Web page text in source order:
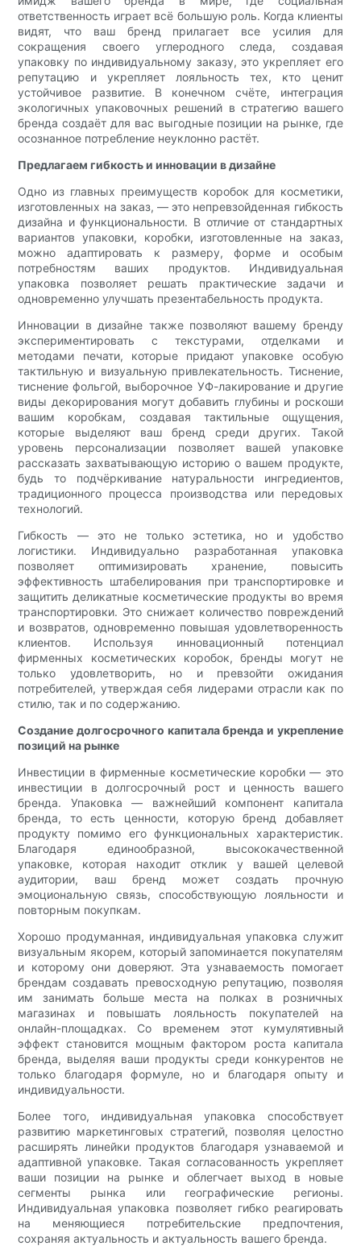
ответственность играет всё большую роль. Когда клиенты
видят, что ваш бренд прилагает все усилия для
сокращения своего углеродного следа, создавая
упаковку по индивидуальному заказу, это укрепляет его
репутацию и укрепляет лояльность тех, кто ценит
устойчивое развитие. В конечном счёте, интеграция
экологичных упаковочных решений в стратегию вашего
бренда создаёт для вас выгодные позиции на рынке, где
осознанное потребление неуклонно растёт.
Предлагаем гибкость и инновации в дизайне
Одно из главных преимуществ коробок для косметики,
изготовленных на заказ, — это непревзойденная гибкость
дизайна и функциональности. В отличие от стандартных
вариантов упаковки, коробки, изготовленные на заказ,
можно адаптировать к размеру, форме и особым
потребностям ваших продуктов. Индивидуальная
упаковка позволяет решать практические задачи и
одновременно улучшать презентабельность продукта.
Инновации в дизайне также позволяют вашему бренду
экспериментировать с текстурами, отделками и
методами печати, которые придают упаковке особую
тактильную и визуальную привлекательность. Тиснение,
тиснение фольгой, выборочное УФ-лакирование и другие
виды декорирования могут добавить глубины и роскоши
вашим коробкам, создавая тактильные ощущения,
которые выделяют ваш бренд среди других. Такой
уровень персонализации позволяет вашей упаковке
рассказать захватывающую историю о вашем продукте,
будь то подчёркивание натуральности ингредиентов,
традиционного процесса производства или передовых
технологий.
Гибкость — это не только эстетика, но и удобство
логистики. Индивидуально разработанная упаковка
позволяет оптимизировать хранение, повысить
эффективность штабелирования при транспортировке и
защитить деликатные косметические продукты во время
транспортировки. Это снижает количество повреждений
и возвратов, одновременно повышая удовлетворенность
клиентов. Используя инновационный потенциал
фирменных косметических коробок, бренды могут не
только удовлетворить, но и превзойти ожидания
потребителей, утверждая себя лидерами отрасли как по
стилю, так и по содержанию.
Создание долгосрочного капитала бренда и укрепление
позиций на рынке
Инвестиции в фирменные косметические коробки — это
инвестиции в долгосрочный рост и ценность вашего
бренда. Упаковка — важнейший компонент капитала
бренда, то есть ценности, которую бренд добавляет
продукту помимо его функциональных характеристик.
Благодаря единообразной, высококачественной
упаковке, которая находит отклик у вашей целевой
аудитории, ваш бренд может создать прочную
эмоциональную связь, способствующую лояльности и
повторным покупкам.
Хорошо продуманная, индивидуальная упаковка служит
визуальным якорем, который запоминается покупателям
и которому они доверяют. Эта узнаваемость помогает
брендам создавать превосходную репутацию, позволяя
им занимать больше места на полках в розничных
магазинах и повышать лояльность покупателей на
онлайн-площадках. Со временем этот кумулятивный
эффект становится мощным фактором роста капитала
бренда, выделяя ваши продукты среди конкурентов не
только благодаря формуле, но и благодаря опыту и
индивидуальности.
Более того, индивидуальная упаковка способствует
развитию маркетинговых стратегий, позволяя целостно
расширять линейки продуктов благодаря узнаваемой и
адаптивной упаковке. Такая согласованность укрепляет
ваши позиции на рынке и облегчает выход в новые
сегменты рынка или географические регионы.
Индивидуальная упаковка позволяет гибко реагировать
на меняющиеся потребительские предпочтения,
сохраняя актуальность и актуальность вашего бренда.